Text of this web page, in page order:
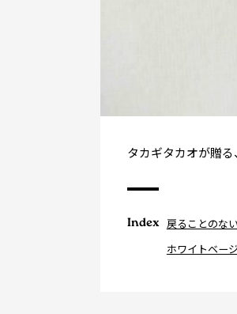
タカギタカオが贈
Index 戻ることのな
ホワイトベー